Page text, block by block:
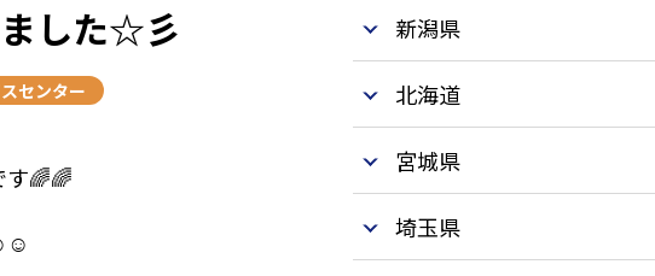
した☆彡
センター
🌈🌈
新潟県
北海道
宮城県
埼玉県